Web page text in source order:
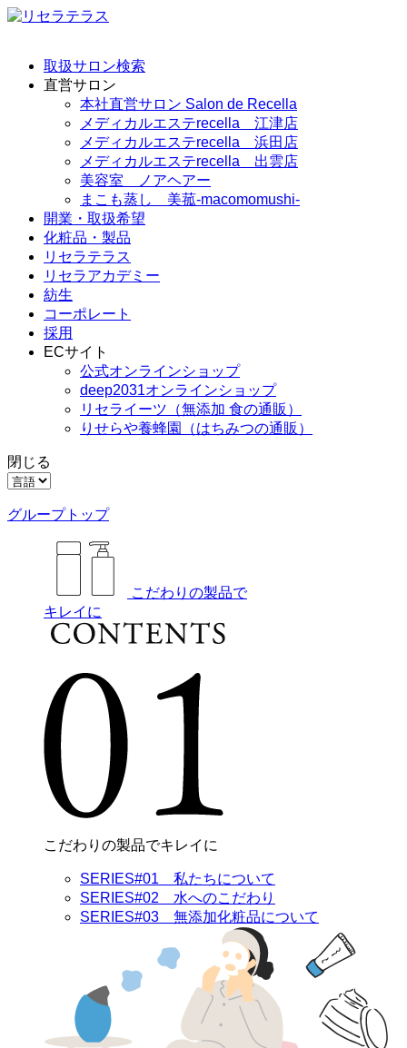
取扱サロン検索
直営サロン
本社直営サロン Salon de Recella
メディカルエステrecella 江津店
メディカルエステrecella 浜田店
メディカルエステrecella 出雲店
美容室 ノアヘアー
まこも蒸し 美菰-macomomushi-
開業・取扱希望
化粧品・製品
リセラテラス
リセラアカデミー
紡生
コーポレート
採用
ECサイト
公式オンラインショップ
deep2031オンラインショップ
リセライーツ （無添加 食の通販）
りせらや養蜂園
（はちみつの通販）
閉じる
グループトップ
こだわりの製品で
キレイに
こだわりの製品でキレイに
SERIES#01 私たちについて
SERIES#02 水へのこだわり
SERIES#03 無添加化粧品について